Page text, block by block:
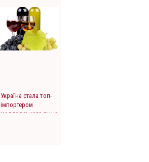
Україна стала топ-
імпортером
молдовського вина